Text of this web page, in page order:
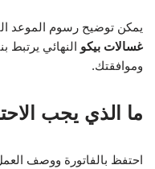
يمكن توضيح رسوم الموعد
غسالات بيكو النهائي يرتبط
وموافقتك.
ما الذي يجب
احتفظ بالفاتورة ووصف